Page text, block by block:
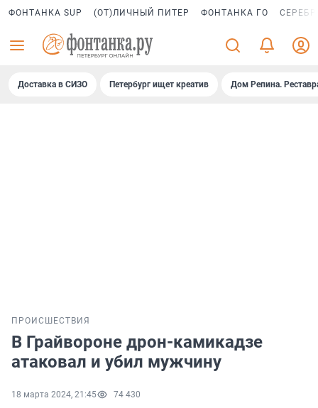
ФОНТАНКА SUP (ОТ)ЛИЧНЫЙ ПИТЕР ФОНТАНКА ГО
Доставка в СИЗО Петербург ищет креатив Дом Репина.
ПРОИСШЕСТВИЯ
В Грайвороне дрон-камикадзе
атаковал и убил мужчину
18 марта 2024, 21:45 74 430